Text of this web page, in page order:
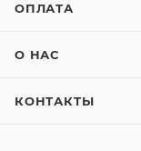
ОПЛАТА
О НАС
КОНТАКТЫ